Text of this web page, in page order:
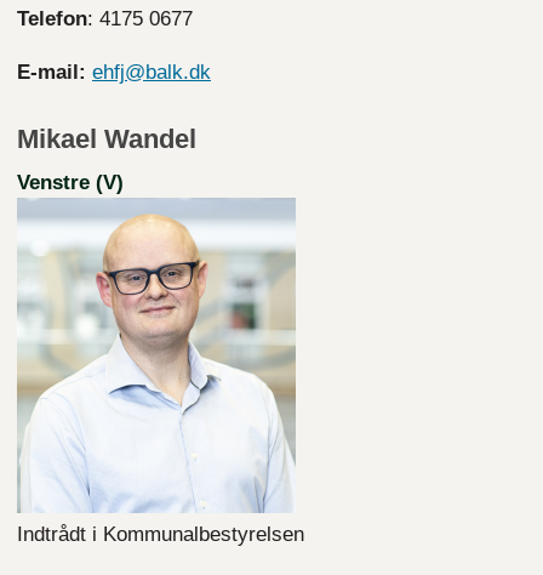
Telefon: 4175 0677
E-mail: ehfj@balk.dk
Mikael Wandel
Venstre (V)
Indtrådt i Kommunalbestyrelsen